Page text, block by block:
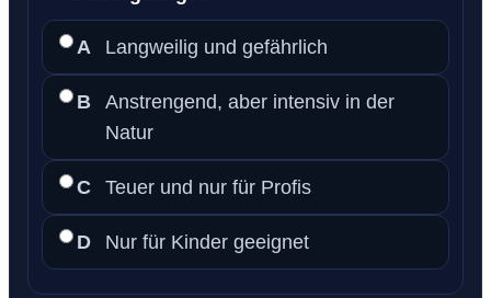
A Langweilig und gefährlich
B
Anstrengend, aber intensiv in der
Natur
C Teuer und nur für Profis
D Nur für Kinder geeignet